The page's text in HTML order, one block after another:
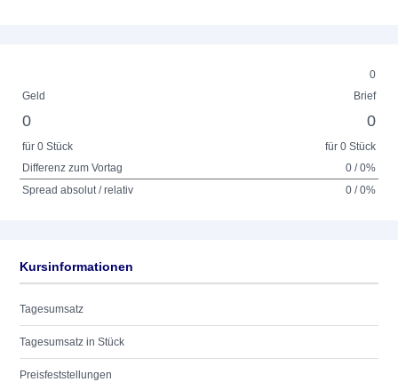
0
Geld
Brief
0 0
für 0 Stück
für 0 Stück
Differenz zum Vortag
0 / 0%
Spread absolut / relativ
0 / 0%
Kursinformationen
Tagesumsatz
Tagesumsatz in Stück
Preisfeststellungen